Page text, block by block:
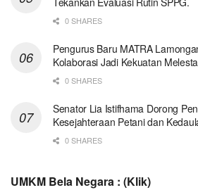
0 SHARES
Pengurus Baru MATRA
Kolaborasi Jadi Kekuatan
0 SHARES
Senator Lia Istifhama Dorong
Kesejahteraan Petani dan
0 SHARES
UMKM Bela Negara : (Klik)